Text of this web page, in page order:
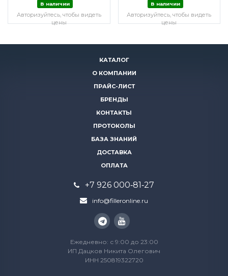
В наличии
Авторизуйтесь, чтобы видеть
цены
В наличии
Авторизуйтесь, чтобы видеть
цены
КАТАЛОГ
О КОМПАНИИ
ПРАЙС-ЛИСТ
БРЕНДЫ
КОНТАКТЫ
ПРОТОКОЛЫ
БАЗА ЗНАНИЙ
ДОСТАВКА
ОПЛАТА
+7 926 000‑81‑27
info@filleronline.ru
Ежедневно: с 9:00 до 23:00
ИП Дацков Никита Олегович
ИНН 250819322720